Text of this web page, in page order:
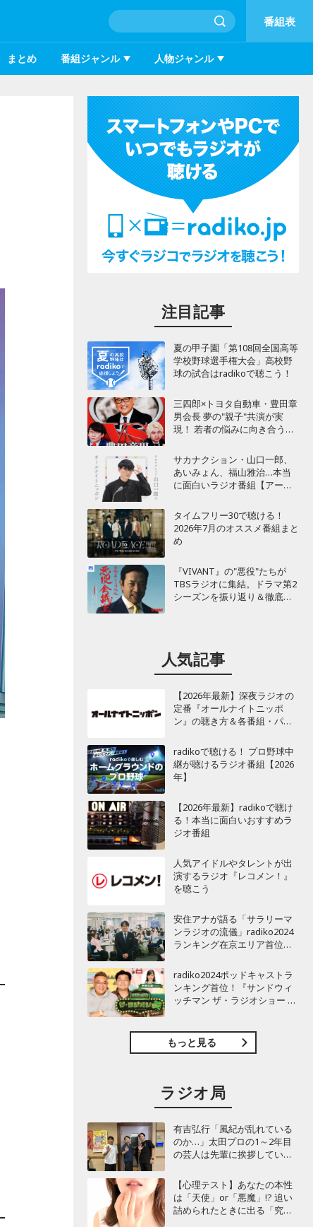
番組表
まとめ 番組ジャンル 人物ジャンル
注目記事
夏の甲子園「第108回全国高等
学校野球選手権大会」高校野
球の試合はradikoで聴こう！
三四郎×トヨタ自動車・豊田章
男会長 夢の"親子"共演が実
現！ 若者の悩みに向き合うポ
サカナクション・山口一郎、
あいみょん、福山雅治…本当
に面白いラジオ番組【アーテ
タイムフリー30で聴ける！
2026年7月のオススメ番組まと
め
『VIVANT』の"悪役"たちが
TBSラジオに集結。ドラマ第2
シーズンを振り返り＆徹底考
人気記事
【2026年最新】深夜ラジオの
定番『オールナイトニッポ
ン』の聴き方＆各番組・パー
radikoで聴ける！ プロ野球中
継が聴けるラジオ番組【2026
年】
【2026年最新】radikoで聴け
る！本当に面白いおすすめラ
ジオ番組
人気アイドルやタレントが出
演するラジオ『レコメン！』
を聴こう
安住アナが語る「サラリーマ
ンラジオの流儀」radiko2024
ランキング在京エリア首位
曜天国』インタビュー
radiko2024ポッドキャストラ
ンキング首位！『サンドウィ
ッチマン ザ・ラジオショー サ
もっと見る
ラジオ局
有吉弘行「風紀が乱れている
のか…」太田プロの1～2年目
の芸人は先輩に挨拶していな
【心理テスト】あなたの本性
は「天使」or「悪魔」!? 追い
詰められたときに出る「究極